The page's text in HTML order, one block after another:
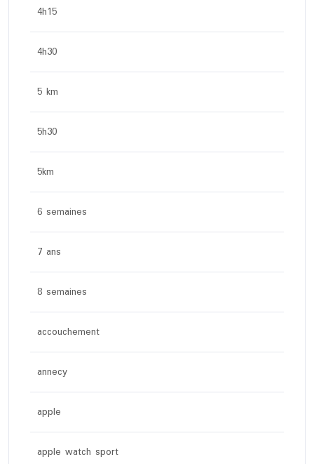
4h15
4h30
5 km
5h30
5km
6 semaines
7 ans
8 semaines
accouchement
annecy
apple
apple watch sport